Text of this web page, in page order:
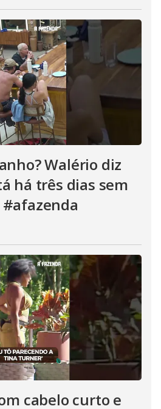
Walério diz
há três dias sem
cabelo curto e